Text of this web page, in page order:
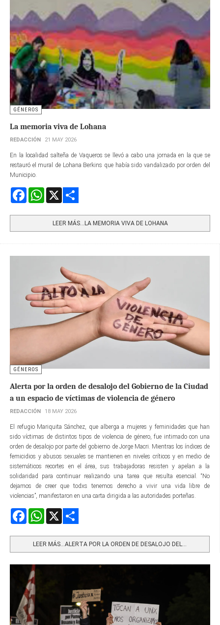
GÉNEROS
La memoria viva de Lohana
REDACCIÓN 21 MAY 2026
En la localidad salteña de Vaqueros se llevó a cabo una jornada en la que se
restauró el mural de Lohana Berkins que había sido vandalizado por orden del
Municipio.
FacebookWhatsApp
LEER MÁS…LA MEMORIA VIVA DE LOHANA
GÉNEROS
Alerta por la orden de desalojo del Gobierno de la Ciudad
a un espacio de víctimas de violencia de género
REDACCIÓN 18 MAY 2026
El refugio Mariquita Sánchez, que alberga a mujeres y feminidades que han
sido víctimas de distintos tipos de violencia de género, fue intimado con una
orden de desalojo por parte del gobierno de Jorge Macri. Mientras los índices de
femicidios y abusos sexuales se mantienen en niveles críticos y en medio de
sistemáticos recortes en el área, sus trabajadoras resisten y apelan a la
solidaridad para continuar realizando una tarea que resulta esencial. “No
dejamos de creer que todxs tenemos derecho a vivir una vida libre de
violencias”, manifestaron en una carta dirigida a las autoridades porteñas.
FacebookWhatsApp
LEER MÁS…ALERTA POR LA ORDEN DE DESALOJO DEL...